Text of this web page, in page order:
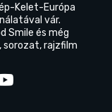
Kelet-Európa
vár.
Smile és még
sorozat, rajzfilm